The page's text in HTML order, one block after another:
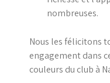
nombreuses.
Nous les félicitons
engagement dans
couleurs du club à